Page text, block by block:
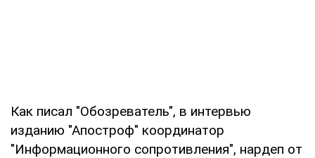
Как писал "Обозреватель", в интервью
изданию "Апостроф" координатор
"Информационного сопротивления", нардеп от